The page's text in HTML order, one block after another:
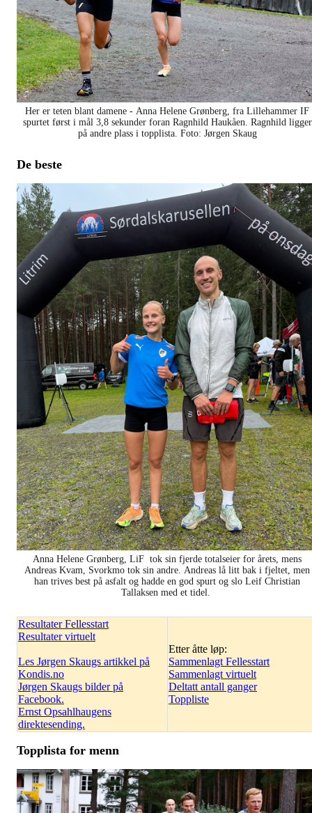
Her er teten blant damene - Anna Helene Grønberg, fra Lillehammer IF
spurtet først i mål 3,8 sekunder foran Ragnhild Haukåen. Ragnhild ligger
på andre plass i topplista. Foto: Jørgen Skaug
De beste
Anna Helene Grønberg, LiF tok sin fjerde totalseier for årets, mens
Andreas Kvam, Svorkmo tok sin andre. Andreas lå litt bak i fjeltet, men
han trives best på asfalt og hadde en god spurt og slo Leif Christian
Tallaksen med et tidel.
Resultater Fellesstart
Resultater virtuelt
Les Jørgen Skaugs artikkel på
Kondis.no
Jørgen Skaugs bilder på
Facebook.
Ernst Opsahlhaugens
direktesending.
Etter åtte løp:
Sammenlagt Fellesstart
Sammenlagt virtuelt
Deltatt antall ganger
Toppliste
Topplista for menn